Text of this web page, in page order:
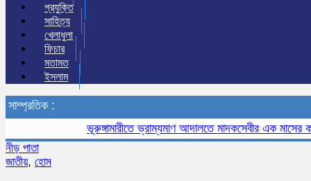
প্রযুক্তি
সাহিত্য
খেলাধুলা
ফিচার
মতামত
ইসলাম
সাম্প্রতিক :
ভূরুঙ্গামারীতে ভ্রাম্যমাণ আদালতে মাদকসেবীর এক মাসের কারাদণ্ড
নীড় পাতা
জাতীয়, হোম